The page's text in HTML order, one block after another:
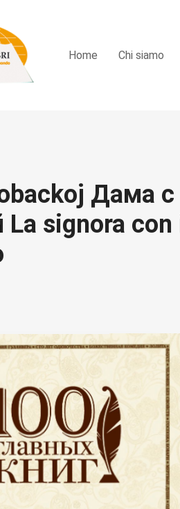
Home Chi siamo
Дама с
La signora con